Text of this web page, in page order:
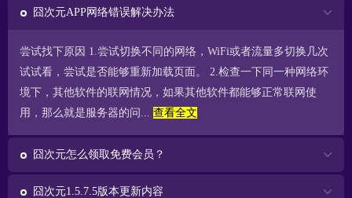
囧次元APP网络错误解决办法
尝试找下原因 1.尝试切换不同的网络，WiFi或者流量多切换几次
试试看，尝试是否能够重新加载页面。 2.检查一下同一种网络环
境下，其他软件的联网情况，如果其他软件都能够正常联网使
用，那么就是服务器的问... 查看全文
囧次元怎么领取免费会员？
囧次元1.5.7.5版本更新内容